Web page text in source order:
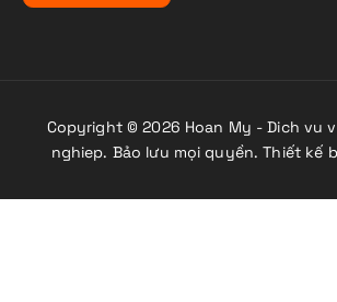
Copyright © 2026 Hoan My - Dich vu
nghiep. Bảo lưu mọi quyền. Thiết kế